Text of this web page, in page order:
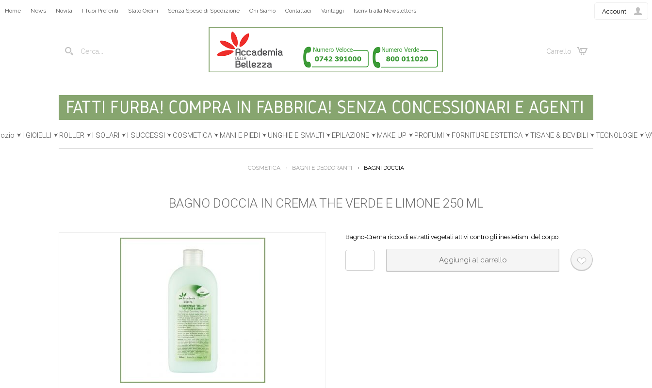
Carrello
Account
Home News Novità I Tuoi Preferiti Stato Ordini Senza Spese di Spedizione Chi Siamo Contattaci Vantaggi Iscriviti alla Newsletters
I GIOIELLI ROLLER I SOLARI I SUCCESSI COSMETICA MANI E PIEDI UNGHIE E SMALTI EPILAZIONE MAKE UP PROFUMI FORNITURE ESTETICA TISANE & BEVIBILI TECNOLOGIE
COSMETICA BAGNI E DEODORANTI BAGNI DOCCIA
BAGNO DOCCIA IN CREMA THE VERDE E LIMONE 250 ML
Bagno-Crema ricco di estratti vegetali attivi contro gli inestetismi del corpo.